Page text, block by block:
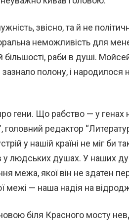
звісно, та й не
неможливість для
раби в душі.
полону, і народилося
гени. Що рабство — у генах
головний редактор
у нашій країні не міг би
у людських душах. У наших
межа, якої він не здатен
межі — наша надія на
біля Красного мосту